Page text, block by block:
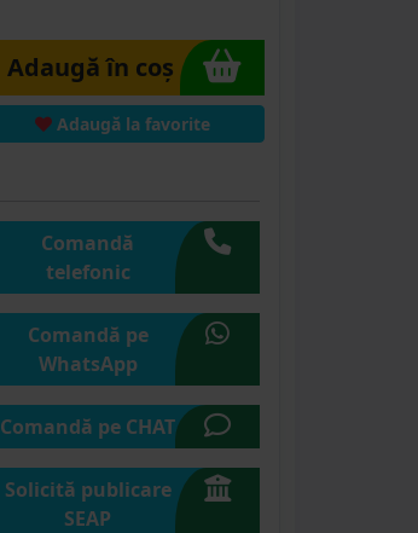
Adaugă în coș
Adaugă la favorite
Comandă
telefonic
Comandă pe
WhatsApp
Comandă pe CHAT
Solicită publicare
SEAP